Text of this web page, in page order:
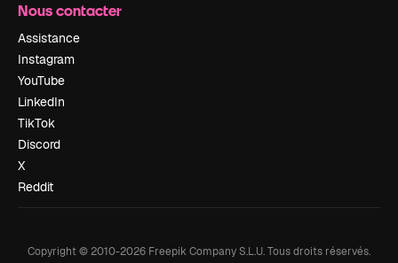
Nous contacter
Assistance
Instagram
YouTube
LinkedIn
TikTok
Discord
X
Reddit
Copyright © 2010-2026 Freepik Company S.L.U.Tous droits réservés.